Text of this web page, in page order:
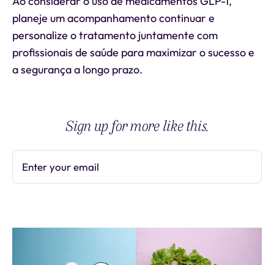
planeje um acompanhamento continuar e
personalize o tratamento juntamente com
profissionais de saúde para maximizar o sucesso e
a segurança a longo prazo.
Sign up for more like this.
Enter your email